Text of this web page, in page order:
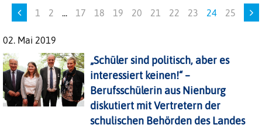
1 2 ... 17 18 19 20 21 22 23 24 25
02. Mai 2019
„Schüler sind politisch, aber es
interessiert keinen!“ –
Berufsschülerin aus Nienburg
diskutiert mit Vertretern der
schulischen Behörden des Landes